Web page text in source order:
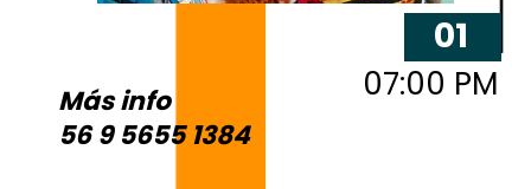
01
07:00 PM
56 9 5655 1384
Más info